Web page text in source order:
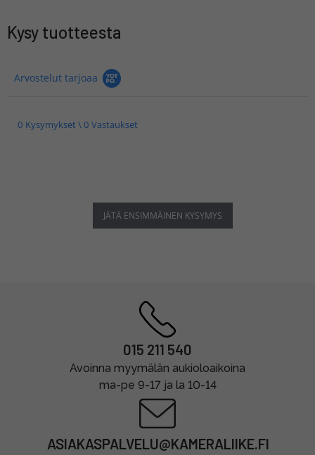
Kysy tuotteesta
Arvostelut tarjoaa
0 Kysymykset \ 0 Vastaukset
JÄTÄ ENSIMMÄINEN KYSYMYS
015 211 540
Avoinna myymälän aukioloaikoina
ma-pe 9-17 ja la 10-14
ASIAKASPALVELU@KAMERALIIKE.FI